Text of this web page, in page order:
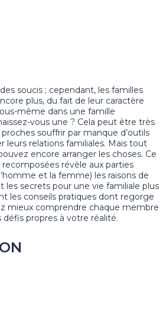
soucis ; cependant, les familles
plus, du fait de leur caractère
même dans une famille
vous une ? Cela peut être très
souffrir par manque d’outils
leurs relations familiales. Mais tout
encore arranger les choses. Ce
révèle aux parties
et la femme) les raisons de
les secrets pour une vie familiale plus
les conseils pratiques dont regorge
mieux comprendre chaque membre
propres à votre réalité.